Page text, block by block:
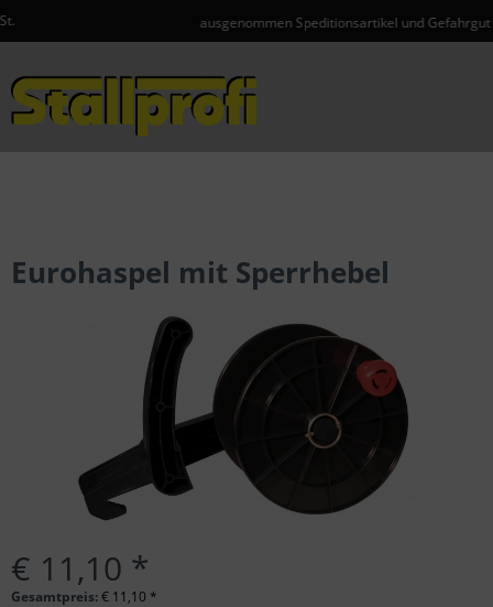
ausgenommen Speditionsartikel und Gefahrgut
Eurohaspel mit Sperrhebel
€ 11,10 *
Gesamtpreis:€ 11,10 *